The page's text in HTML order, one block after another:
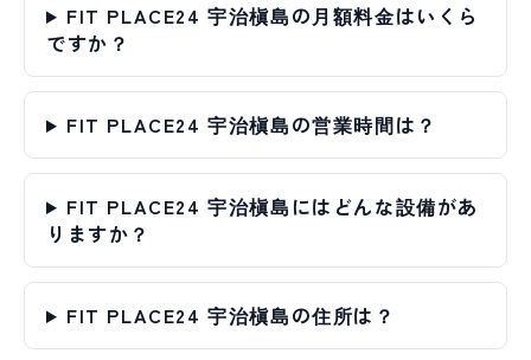
FIT PLACE24 宇治槇島の月額料金はいくら
ですか？
FIT PLACE24 宇治槇島の営業時間は？
FIT PLACE24 宇治槇島にはどんな設備があ
りますか？
FIT PLACE24 宇治槇島の住所は？